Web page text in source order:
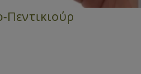
Πεντικιούρ